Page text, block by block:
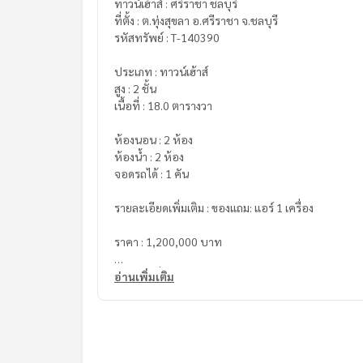
ที่ตั้ง : ต.ทุ่งสุขลา อ.ศรีราชา จ.ชลบุรี
รหัสทรัพย์ : T-140390
ประเภท : ทาวน์เฮ้าส์
สูง : 2 ชั้น
เนื้อที่ : 18.0 ตารางวา
ห้องนอน : 2 ห้อง
ห้องน้ำ : 2 ห้อง
จอดรถได้ : 1 คัน
รายละเอียดเพิ่มเติม : ของแถม: แอร์ 1 เครื่อง
ราคา : 1,200,000 บาท
ลิงค์แผนที่ :https://maps.google.com/
อ่านเพิ่มเติม